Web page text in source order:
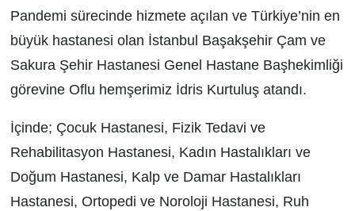
Pandemi sürecinde hizmete açılan ve Türkiye’nin en
büyük hastanesi olan İstanbul Başakşehir Çam ve
Sakura Şehir Hastanesi Genel Hastane Başhekimliği
görevine Oflu hemşerimiz İdris Kurtuluş atandı.
İçinde; Çocuk Hastanesi, Fizik Tedavi ve
Rehabilitasyon Hastanesi, Kadın Hastalıkları ve
Doğum Hastanesi, Kalp ve Damar Hastalıkları
Hastanesi, Ortopedi ve Noroloji Hastanesi, Ruh